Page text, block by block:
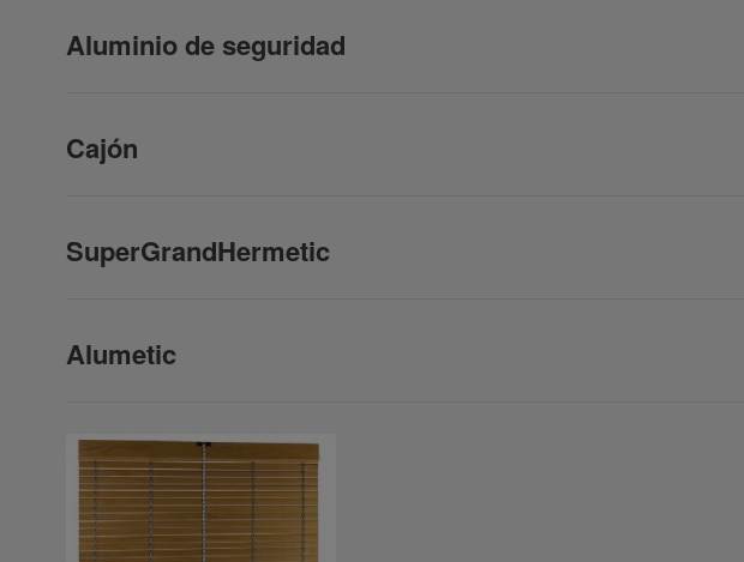
Aluminio de seguridad
Cajón
SuperGrandHermetic
Alumetic